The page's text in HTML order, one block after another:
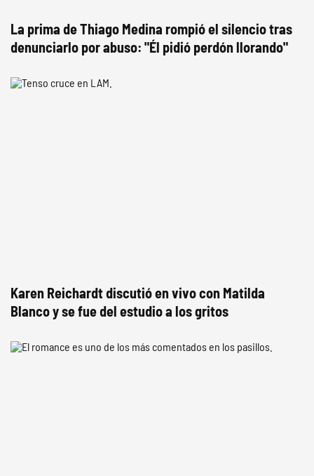
La prima de Thiago Medina rompió el silencio tras
denunciarlo por abuso: "Él pidió perdón llorando"
Karen Reichardt discutió en vivo con Matilda
Blanco y se fue del estudio a los gritos